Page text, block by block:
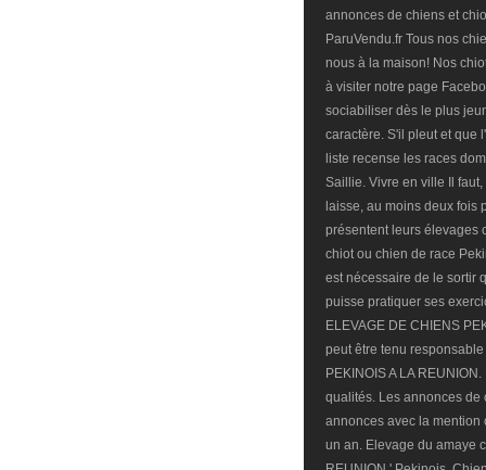
annonces de chiens et
ParuVendu.fr Tous nos
nous à la maison! Nos
à visiter notre page
sociabiliser dès le plus
caractère. S'il pleut et que
liste recense les races
Saillie. Vivre en ville Il
laisse, au moins deux fois
présentent leurs élevages
chiot ou chien de race
est nécessaire de le sortir
puisse pratiquer ses
ELEVAGE DE CHIENS
peut être tenu
PEKINOIS A LA
qualités. Les annonces de
annonces avec la mention
un an. Elevage du amaye